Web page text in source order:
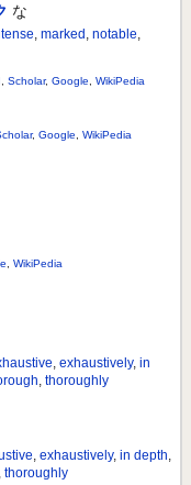
な
, marked, notable,
Scholar, Google WikiPedia
, Google WikiPedia
WikiPedia
, exhaustively, in
, thoroughly
, exhaustively, in depth,
, thoroughly